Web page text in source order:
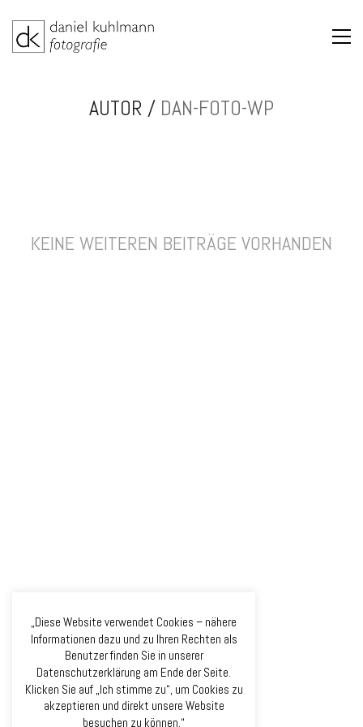
AUTOR / DAN-FOTO-WP
KEINE WEITEREN BEITRÄGE VORHANDEN
„Diese Website verwendet Cookies – nähere
Informationen dazu und zu Ihren Rechten als
Benutzer finden Sie in unserer
Datenschutzerklärung am Ende der Seite.
Klicken Sie auf „Ich stimme zu“, um Cookies zu
akzeptieren und direkt unsere Website
besuchen zu können.“